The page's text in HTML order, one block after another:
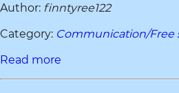
Author: finntyree122
Category: Communication/Free
Read more